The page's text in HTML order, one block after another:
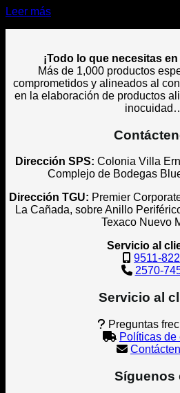
Leer más
¡Todo lo que necesitas
Más de 1,000 productos
comprometidos y alineados al
en la elaboración de productos
Dirección SPS: Colonia Villa
Complejo de Bodegas
Dirección TGU: Premier
La Cañada, sobre Anillo
Texaco Nuevo
Servicio al
9511-
2570-
Servicio al
Preguntas
Políticas de
Síguenos